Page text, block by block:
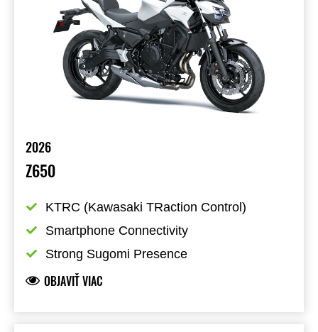
2026
Z650
KTRC (Kawasaki TRaction Control)
Smartphone Connectivity
Strong Sugomi Presence
OBJAVIŤ VIAC